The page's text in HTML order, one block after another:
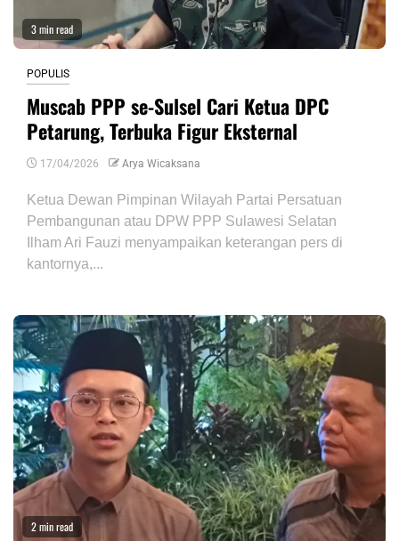
3 min read
POPULIS
Muscab PPP se-Sulsel Cari Ketua DPC
Petarung, Terbuka Figur Eksternal
17/04/2026 Arya Wicaksana
Ketua Dewan Pimpinan Wilayah Partai Persatuan
Pembangunan atau DPW PPP Sulawesi Selatan
Ilham Ari Fauzi menyampaikan keterangan pers di
kantornya,...
2 min read